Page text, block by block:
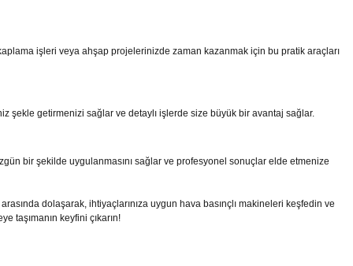
işleri veya ahşap projelerinizde zaman kazanmak için bu pratik araçları
şekle getirmenizi sağlar ve detaylı işlerde size büyük bir avantaj sağlar.
bir şekilde uygulanmasını sağlar ve profesyonel sonuçlar elde etmenize
dolaşarak, ihtiyaçlarınıza uygun hava basınçlı makineleri keşfedin ve
taşımanın keyfini çıkarın!